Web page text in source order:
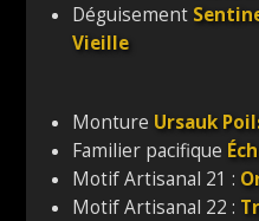
Déguisement
Vieille
Monture Ursauk
Familier pacifique
Motif Artisanal 21 :
Motif Artisanal 22 :